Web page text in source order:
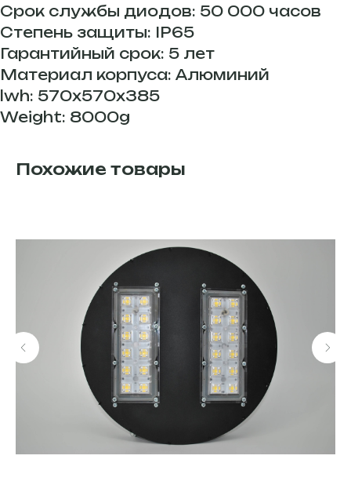
Срок службы диодов: 50 000 часов
Степень защиты: IP65
Гарантийный срок: 5 лет
Материал корпуса: Алюминий
lwh: 570x570x385
Weight: 8000g
Похожие товары